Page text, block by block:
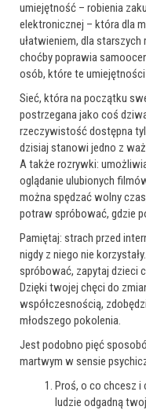
umiejętność – robienia
elektronicznej – która dla
ułatwieniem, dla
choćby poprawia
osób, które te
Sieć, która na początku
postrzegana jako coś
rzeczywistość dostępna
dzisiaj stanowi jedno z
A także rozrywki:
oglądanie ulubionych
można spędzać wolny
potraw spróbować, gdzie
Pamiętaj: strach przed
nigdy z niego nie
spróbować, zapytaj dzieci
Dzięki twojej chęci do
współczesnością,
młodszego pokolenia.
Jest podobno pięć
martwym w sensie
Proś, o co chcesz i
ludzie odgadną